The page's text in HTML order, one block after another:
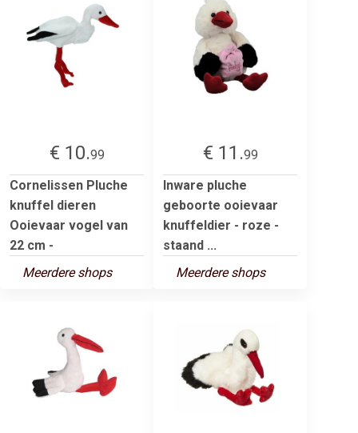
€ 10.99
Cornelissen Pluche
knuffel dieren
Ooievaar vogel van
22 cm -
Meerdere shops
€ 11.99
Inware pluche
geboorte ooievaar
knuffeldier - roze -
staand ...
Meerdere shops